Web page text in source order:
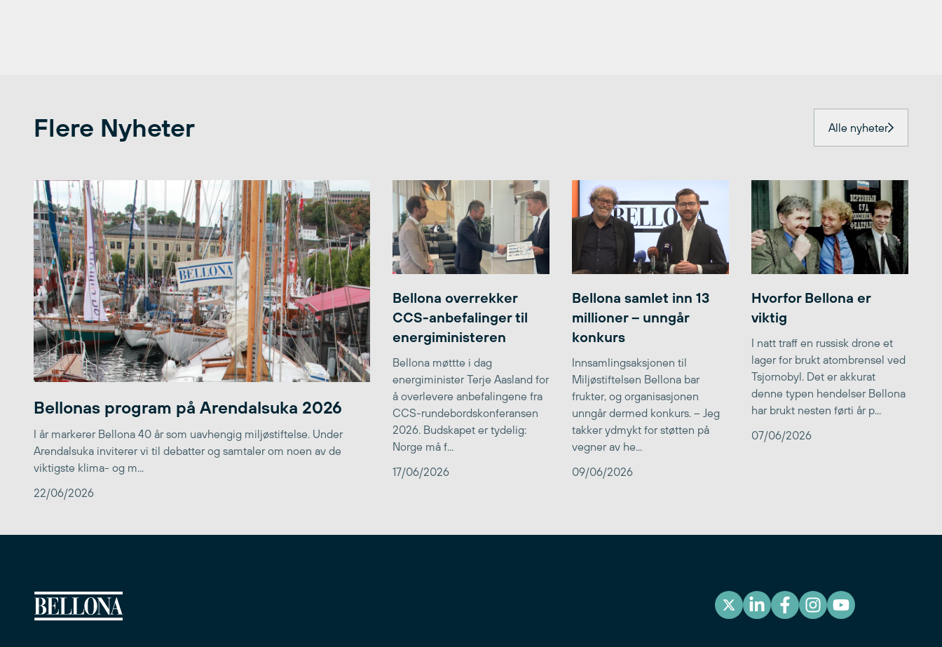
Flere Nyheter Alle nyheter
Bellonas program på Arendalsuka 2026
I år markerer Bellona 40 år som uavhengig miljøstiftelse. Under
Arendalsuka inviterer vi til debatter og samtaler om noen av de
viktigste klima- og m...
22/06/2026
Bellona overrekker
CCS-anbefalinger til
energiministeren
Bellona møttte i dag
energiminister Terje Aasland for
å overlevere anbefalingene fra
CCS-rundebordskonferansen
2026. Budskapet er tydelig:
Norge må f...
17/06/2026
Bellona samlet inn 13
millioner – unngår
konkurs
Innsamlingsaksjonen til
Miljøstiftelsen Bellona bar
frukter, og organisasjonen
unngår dermed konkurs. – Jeg
takker ydmykt for støtten på
vegner av he...
09/06/2026
Hvorfor Bellona er
viktig
I natt traff en russisk drone et
lager for brukt atombrensel ved
Tsjornobyl. Det er akkurat
denne typen hendelser Bellona
har brukt nesten førti år p...
07/06/2026